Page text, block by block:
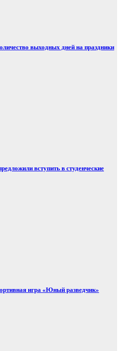
выходных дней на праздники
вступить в студенческие
игра «Юный разведчик»